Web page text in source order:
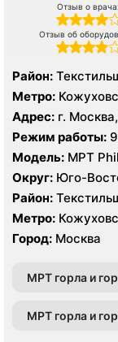
Отзыв о
Отзыв об
Район:
Метро:
Текстильщики
Адрес: г.
Режим работы:
Модель: МРТ
Округ: Юго-
Район:
Метро:
Текстильщики
Город: Москва
МРТ горла и
МРТ горла и